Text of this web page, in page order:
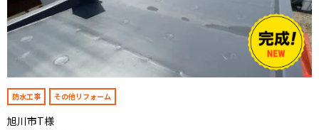
防水工事 その他リフォーム
旭川市T様